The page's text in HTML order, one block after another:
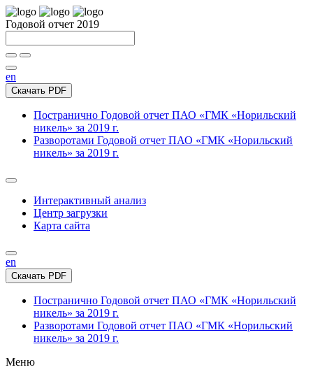
Годовой отчет 2019
en
Скачать PDF
Постранично Годовой отчет ПАО «ГМК «Норильский
никель» за 2019 г.
Разворотами Годовой отчет ПАО «ГМК «Норильский
никель» за 2019 г.
Интерактивный анализ
Центр загрузки
Карта сайта
en
Скачать PDF
Постранично Годовой отчет ПАО «ГМК «Норильский
никель» за 2019 г.
Разворотами Годовой отчет ПАО «ГМК «Норильский
никель» за 2019 г.
Меню